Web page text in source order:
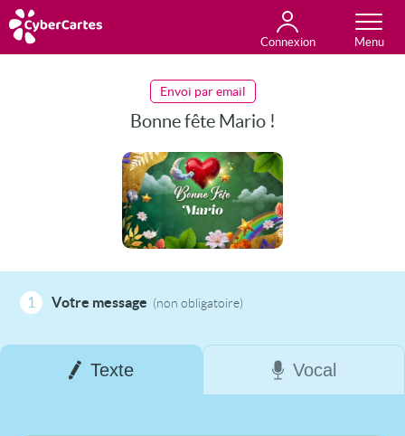
Connexion
Toutes les cartes
Envoi par email
Bonne fête Mario !
1 Votre message (non obligatoire)
Texte Vocal